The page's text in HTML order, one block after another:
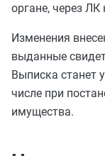
органе, через
Изменения
выданные
Выписка станет
числе при
имущества.